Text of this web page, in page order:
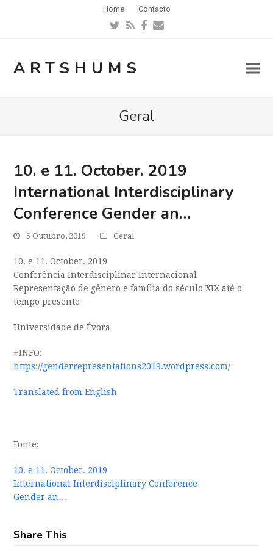
Home Contacto
Twitter
RSSFacebook
Email
ARTSHUMS
Geral
10. e 11. October. 2019
International Interdisciplinary
Conference Gender an…
5 Outubro, 2019 Geral
10. e 11. October. 2019
Conferência Interdisciplinar Internacional
Representação de gênero e família do século XIX até o
tempo presente
Universidade de Évora
+INFO:
https://genderrepresentations2019.wordpress.com/
Translated from English
Fonte:
10. e 11. October. 2019
International Interdisciplinary Conference
Gender an…
Share This